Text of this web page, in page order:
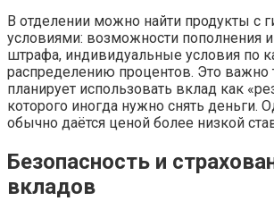
В отделении можно найти продукты с
условиями: возможности пополнения и
штрафа, индивидуальные условия по
распределению процентов. Это важно
планирует использовать вклад как
которого иногда нужно снять деньги.
обычно даётся ценой более низкой
Безопасность и
вкладов